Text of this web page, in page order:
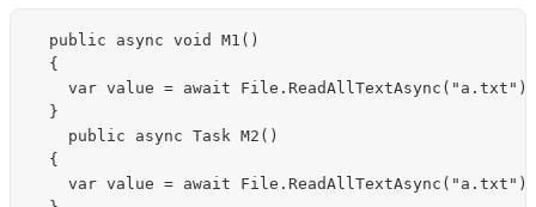
    public async Task M2()